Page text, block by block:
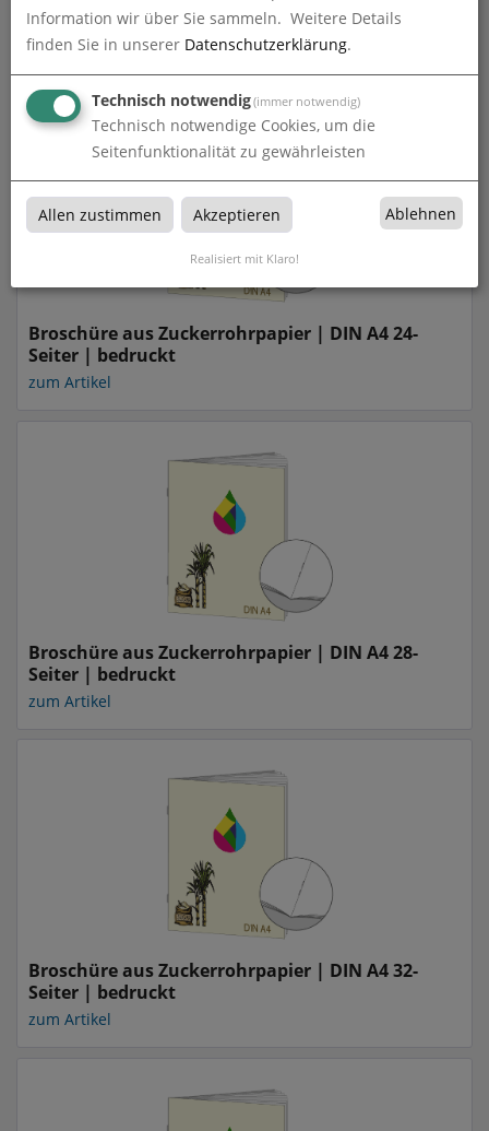
Broschüre aus Zuckerrohrpapier | DIN A4 20-
Seiter | bedruckt
Broschüre aus Zuckerrohrpapier | DIN A4 24-
Seiter | bedruckt
zum Artikel
Broschüre aus Zuckerrohrpapier | DIN A4 28-
Seiter | bedruckt
zum Artikel
Broschüre aus Zuckerrohrpapier | DIN A4 32-
Seiter | bedruckt
zum Artikel
Information wir über Sie sammeln. Weitere Details
finden Sie in unserer Datenschutzerklärung.
Technisch notwendig(immer notwendig)
Technisch notwendige Cookies, um die
Seitenfunktionalität zu gewährleisten
Allen zustimmen Akzeptieren Ablehnen
Realisiert mit Klaro!